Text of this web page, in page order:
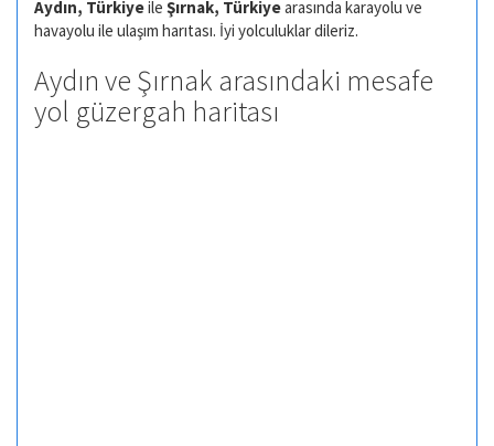
Aydın, Türkiyeile Şırnak, Türkiyearasında karayolu ve
havayolu ile ulaşım harıtası. İyi yolculuklar dileriz.
Aydın ve Şırnak arasındaki mesafe
yol güzergah haritası